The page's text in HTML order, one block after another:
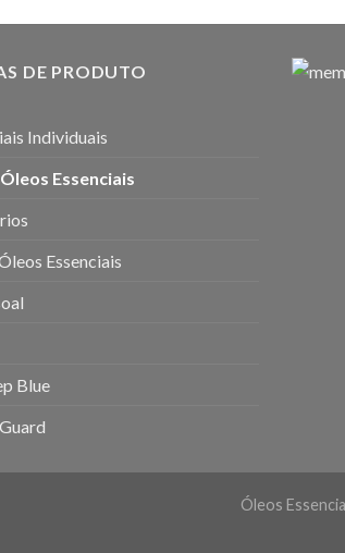
DE PRODUTO
Individuais
Essenciais
Essenciais
Blue
Óleos